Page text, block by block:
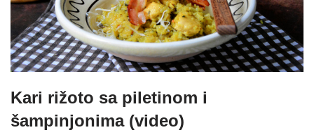
Kari rižoto sa piletinom i
šampinjonima (video)